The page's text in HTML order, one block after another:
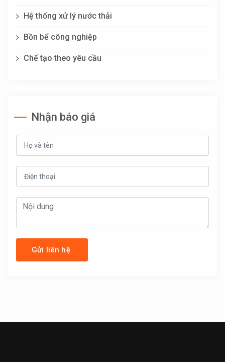
Hệ thống xử lý nước thải
Bồn bể công nghiệp
Chế tạo theo yêu cầu
Nhận báo giá